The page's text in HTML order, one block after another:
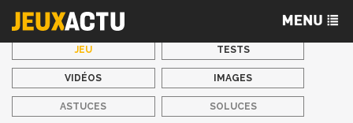
JEU TESTS
VIDÉOS IMAGES
ASTUCES SOLUCES